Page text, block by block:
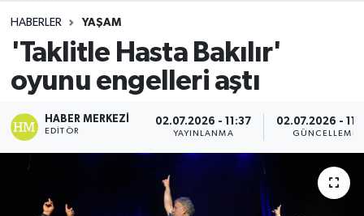
HABERLER YAŞAM
'Taklitle Hasta Bakılır'
oyunu engelleri aştı
HABER MERKEZI
EDITÖR
02.07.2026 - 11:37
YAYINLANMA
02.07.2026 -
GÜNCELLEME